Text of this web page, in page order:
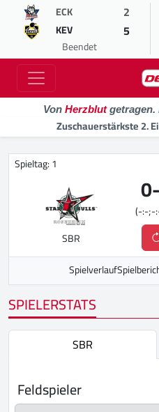
ECK 2
KEV 5
Beendet
Von Herzblutgetragen.
Zuschauerstärkste 2.
Spieltag: 1
SBR
0-
(-:-;-
Spielverlauf
SPIELERSTATS
SBR
Feldspieler